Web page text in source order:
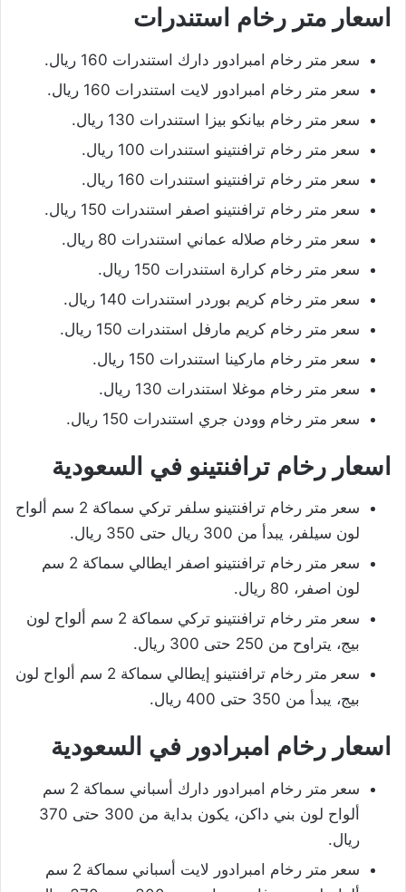
اسعار متر رخام استندرات
سعر متر رخام امبرادور دارك استندرات 160 ريال.
سعر متر رخام امبرادور لايت استندرات 160 ريال.
سعر متر رخام بيانكو بيزا استندرات 130 ريال.
سعر متر رخام ترافنتينو استندرات 100 ريال.
سعر متر رخام ترافنتينو استندرات 160 ريال.
سعر متر رخام ترافنتينو اصفر استندرات 150 ريال.
سعر متر رخام صلاله عماني استندرات 80 ريال.
سعر متر رخام كرارة استندرات 150 ريال.
سعر متر رخام كريم بوردر استندرات 140 ريال.
سعر متر رخام كريم مارفل استندرات 150 ريال.
سعر متر رخام ماركينا استندرات 150 ريال.
سعر متر رخام موغلا استندرات 130 ريال.
سعر متر رخام وودن جري استندرات 150 ريال.
اسعار رخام ترافنتينو في السعودية
سعر متر رخام ترافنتينو سلفر تركي سماكة 2 سم ألواح
لون سيلفر، يبدأ من 300 ريال حتى 350 ريال.
سعر متر رخام ترافنتينو اصفر ايطالي سماكة 2 سم
لون اصفر، 80 ريال.
سعر متر رخام ترافنتينو تركي سماكة 2 سم ألواح لون
بيج، يتراوح من 250 حتى 300 ريال.
سعر متر رخام ترافنتينو إيطالي سماكة 2 سم ألواح لون
بيج، يبدأ من 350 حتى 400 ريال.
اسعار رخام امبرادور في السعودية
سعر متر رخام امبرادور دارك أسباني سماكة 2 سم
ألواح لون بني داكن، يكون بداية من 300 حتى 370
ريال.
سعر متر رخام امبرادور لايت أسباني سماكة 2 سم